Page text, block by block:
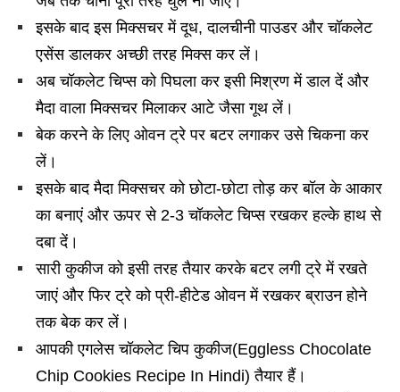
इसके बाद इस मिक्सचर में दूध, दालचीनी पाउडर और चॉकलेट
एसेंस डालकर अच्छी तरह मिक्स कर लें।
अब चॉकलेट चिप्स को पिघला कर इसी मिश्रण में डाल दें और
मैदा वाला मिक्सचर मिलाकर आटे जैसा गूथ लें।
बेक करने के लिए ओवन ट्रे पर बटर लगाकर उसे चिकना कर
लें।
इसके बाद मैदा मिक्सचर को छोटा-छोटा तोड़ कर बॉल के आकार
का बनाएं और ऊपर से 2-3 चॉकलेट चिप्स रखकर हल्के हाथ से
दबा दें।
सारी कुकीज को इसी तरह तैयार करके बटर लगी ट्रे में रखते
जाएं और फिर ट्रे को प्री-हीटेड ओवन में रखकर ब्राउन होने
तक बेक कर लें।
आपकी एगलेस चॉकलेट चिप कुकीज(Eggless Chocolate
Chip Cookies Recipe In Hindi) तैयार हैं।